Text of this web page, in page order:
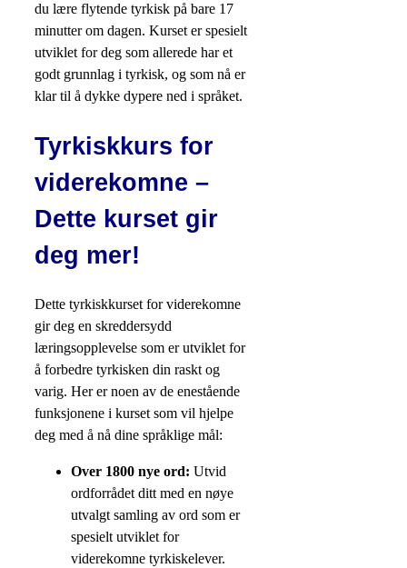
du lære flytende tyrkisk på bare 17
minutter om dagen. Kurset er spesielt
utviklet for deg som allerede har et
godt grunnlag i tyrkisk, og som nå er
klar til å dykke dypere ned i språket.
Tyrkiskkurs for
viderekomne –
Dette kurset gir
deg mer!
Dette tyrkiskkurset for viderekomne
gir deg en skreddersydd
læringsopplevelse som er utviklet for
å forbedre tyrkisken din raskt og
varig. Her er noen av de enestående
funksjonene i kurset som vil hjelpe
deg med å nå dine språklige mål:
Over 1800 nye ord: Utvid
ordforrådet ditt med en nøye
utvalgt samling av ord som er
spesielt utviklet for
viderekomne tyrkiskelever.